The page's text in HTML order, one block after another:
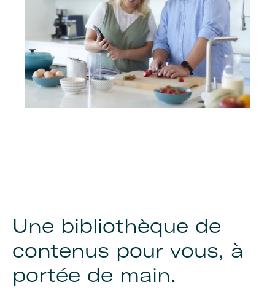
Une bibliothèque de
contenus pour vous, à
portée de main.